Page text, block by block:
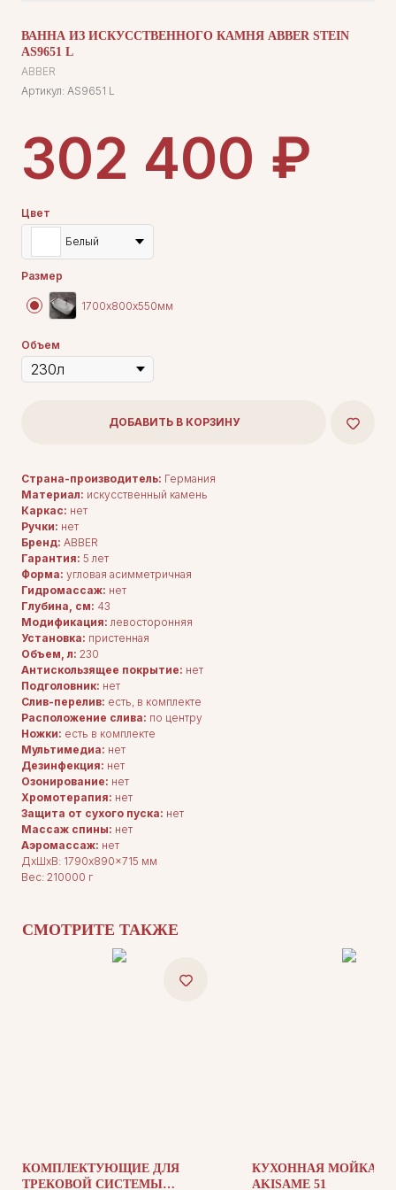
ВАННА ИЗ ИСКУССТВЕННОГО КАМНЯ ABBER STEIN
AS9651 L
ABBER
Артикул: AS9651 L
302 400 ₽
Цвет
Белый
Размер
1700х800х550мм
Объем
ДОБАВИТЬ В КОРЗИНУ
Страна-производитель: Германия
Материал: искусственный камень
Каркас: нет
Ручки: нет
Бренд: ABBER
Гарантия: 5 лет
Форма: угловая асимметричная
Гидромассаж: нет
Глубина, см: 43
Модификация: левосторонняя
Установка: пристенная
Объем, л: 230
Антискользящее покрытие: нет
Подголовник: нет
Слив-перелив: есть, в комплекте
Расположение слива: по центру
Ножки: есть в комплекте
Мультимедиа: нет
Дезинфекция: нет
Озонирование: нет
Хромотерапия: нет
Защита от сухого пуска: нет
Массаж спины: нет
Аэромассаж: нет
ДxШxВ: 1790x890x715 мм
Вес: 210000 г
СМОТРИТЕ ТАКЖЕ
КОМПЛЕКТУЮЩИЕ ДЛЯ
ТРЕКОВОЙ СИСТЕМЫ
КУХОННАЯ МОЙКА
AKISAME 51